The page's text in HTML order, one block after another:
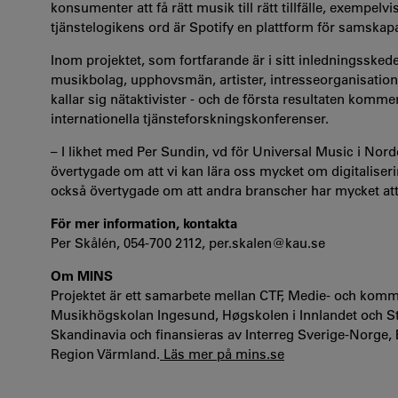
konsumenter att få rätt musik till rätt tillfälle,
tjänstelogikens ord är Spotify en plattform för
Inom projektet, som fortfarande är i sitt
musikbolag, upphovsmän, artister,
kallar sig nätaktivister - och de första resultaten
internationella tjänsteforskningskonferenser.
– I likhet med Per Sundin, vd för Universal Music i
övertygade om att vi kan lära oss mycket om
också övertygade om att andra branscher har mycket
För mer information, kontakta
Per Skålén, 054-700 2112, per.skalen@kau.se
Om MINS
Projektet är ett samarbete mellan CTF, Medie- och
Musikhögskolan Ingesund, Høgskolen i Innlandet och
Skandinavia och finansieras av Interreg Sverige-
Region Värmland. Läs mer på mins.se